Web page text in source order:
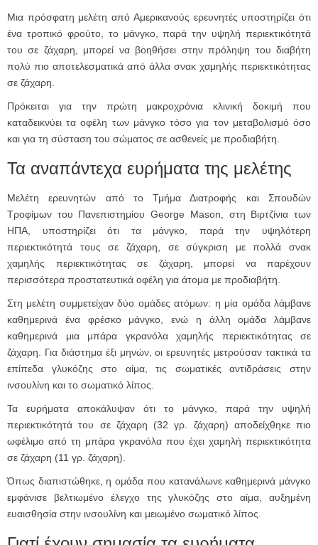
Μια πρόσφατη μελέτη από Αμερικανούς ερευνητές υποστηρίζει ότι
ένα τροπικό φρούτο, το μάνγκο, παρά την υψηλή περιεκτικότητά
του σε ζάχαρη, μπορεί να βοηθήσει στην πρόληψη του διαβήτη
πολύ πιο αποτελεσματικά από άλλα σνακ χαμηλής περιεκτικότητας
σε ζάχαρη.
Πρόκειται για την πρώτη μακροχρόνια κλινική δοκιμή που
καταδεικνύει τα οφέλη των μάνγκο τόσο για τον μεταβολισμό όσο
και για τη σύσταση του σώματος σε ασθενείς με προδιαβήτη.
Τα αναπάντεχα ευρήματα της μελέτης
Μελέτη ερευνητών από το Τμήμα Διατροφής και Σπουδών
Τροφίμων του Πανεπιστημίου George Mason, στη Βιρτζίνια των
ΗΠΑ, υποστηρίζει ότι τα μάνγκο, παρά την υψηλότερη
περιεκτικότητά τους σε ζάχαρη, σε σύγκριση με πολλά σνακ
χαμηλής περιεκτικότητας σε ζάχαρη, μπορεί να παρέχουν
περισσότερα προστατευτικά οφέλη για άτομα με προδιαβήτη.
Στη μελέτη συμμετείχαν δύο ομάδες ατόμων: η μία ομάδα λάμβανε
καθημερινά ένα φρέσκο μάνγκο, ενώ η άλλη ομάδα λάμβανε
καθημερινά μια μπάρα γκρανόλα χαμηλής περιεκτικότητας σε
ζάχαρη. Για διάστημα έξι μηνών, οι ερευνητές μετρούσαν τακτικά τα
επίπεδα γλυκόζης στο αίμα, τις σωματικές αντιδράσεις στην
ινσουλίνη και το σωματικό λίπος.
Τα ευρήματα αποκάλυψαν ότι το μάνγκο, παρά την υψηλή
περιεκτικότητά του σε ζάχαρη (32 γρ. ζάχαρη) αποδείχθηκε πιο
ωφέλιμο από τη μπάρα γκρανόλα που έχει χαμηλή περιεκτικότητα
σε ζάχαρη (11 γρ. ζάχαρη).
Όπως διαπιστώθηκε, η ομάδα που κατανάλωνε καθημερινά μάνγκο
εμφάνισε βελτιωμένο έλεγχο της γλυκόζης στο αίμα, αυξημένη
ευαισθησία στην ινσουλίνη και μειωμένο σωματικό λίπος.